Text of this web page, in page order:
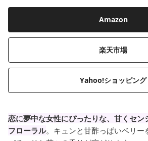
Amazon
楽天市場
Yahoo!ショッピング
恋に夢中な女性にぴったりな、甘くセン
フローラル。キュンと甘酢っぱいベリー